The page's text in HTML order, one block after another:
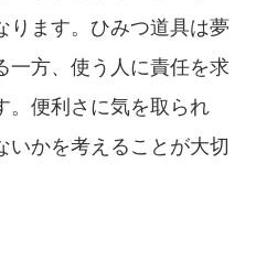
ります。ひみつ道具は夢
一方、使う人に責任を求
。便利さに気を取られ
いかを考えることが大切